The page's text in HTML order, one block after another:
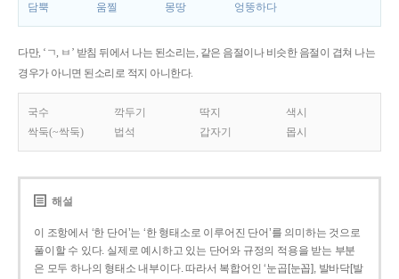
담뿍
움찔 몽땅 엉뚱하다
다만, ‘ㄱ, ㅂ’ 받침 뒤에서 나는 된소리는, 같은 음절이나 비슷한 음절이 겹쳐 나는
경우가 아니면 된소리로 적지 아니한다.
국수 깍두기 딱지
색시
싹둑(~싹둑)
법석 갑자기 몹시
해설
이 조항에서 ‘한 단어’는 ‘한 형태소로 이루어진 단어’를 의미하는 것으로
풀이할 수 있다. 실제로 예시하고 있는 단어와 규정의 적용을 받는 부분
은 모두 하나의 형태소 내부이다. 따라서 복합어인 ‘눈곱[눈꼽], 발바닥[발